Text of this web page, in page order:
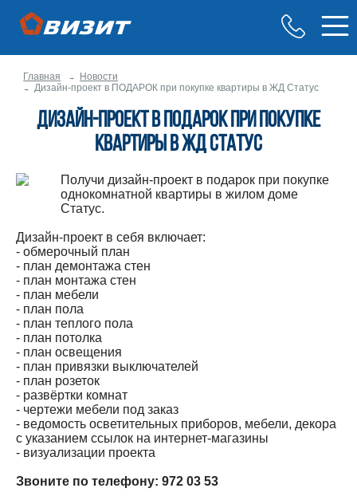
Главная
Новости
Дизайн-проект в ПОДАРОК при покупке квартиры в ЖД Статус
Дизайн-проект в ПОДАРОК при покупке
квартиры в ЖД Статус
Получи дизайн-проект в подарок при покупке
однокомнатной квартиры в жилом доме
Статус.
Дизайн-проект в себя включает:
- обмерочный план
- план демонтажа стен
- план монтажа стен
- план мебели
- план пола
- план теплого пола
- план потолка
- план освещения
- план привязки выключателей
- план розеток
- развёртки комнат
- чертежи мебели под заказ
- ведомость осветительных приборов, мебели, декора
с указанием ссылок на интернет-магазины
- визуализации проекта
Звоните по телефону: 972 03 53